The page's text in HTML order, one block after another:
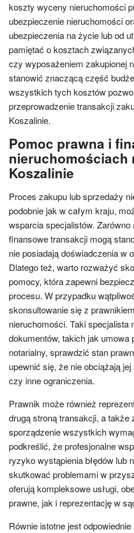
koszty wyceny nieruchomości
ubezpieczenie nieruchomości
ubezpieczenia na życie lub od
pamiętać o kosztach
czy wyposażeniem zakupionej
stanowić znaczącą część
wszystkich tych kosztów
przeprowadzenie transakcji
Koszalinie.
Pomoc prawna i
nieruchomościach
Koszalinie
Proces zakupu lub sprzedaży
podobnie jak w całym kraju,
wsparcia specjalistów.
finansowe transakcji mogą
nie posiadają doświadczenia w
Dlatego też, warto rozważyć
pomocy, która zapewni
procesu. W przypadku
skonsultowanie się z
nieruchomości. Taki specjalista
dokumentów, takich jak
notarialny, sprawdzić stan
upewnić się, że nie obciążają
czy inne ograniczenia.
Prawnik może również
drugą stroną transakcji, a także
sporządzenie wszystkich
podkreślić, że profesjonalne
ryzyko wystąpienia błędów lub
skutkować problemami w
oferują kompleksowe usługi,
prawne, jak i reprezentację w
Równie istotne jest